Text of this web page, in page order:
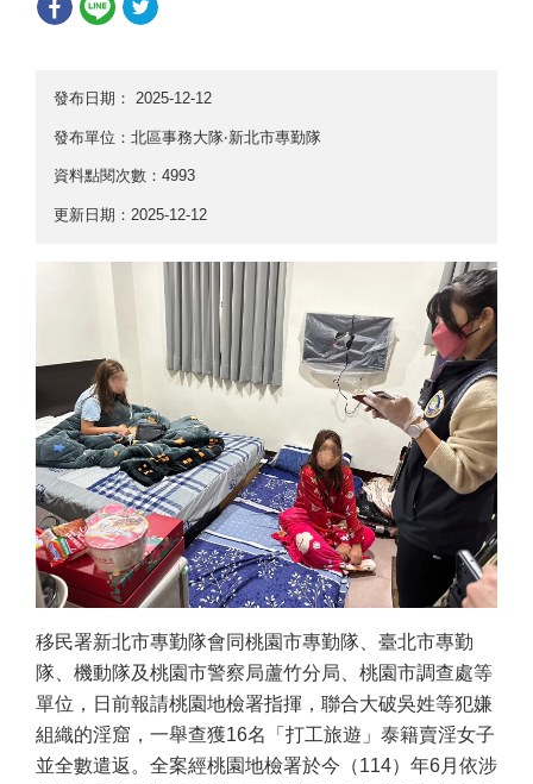
發布日期： 2025-12-12
發布單位：北區事務大隊‧新北市專勤隊
資料點閱次數：4993
更新日期：2025-12-12
移民署新北市專勤隊會同桃園市專勤隊、臺北市專勤
隊、機動隊及桃園市警察局蘆竹分局、桃園市調查處等
單位，日前報請桃園地檢署指揮，聯合大破吳姓等犯嫌
組織的淫窟，一舉查獲16名「打工旅遊」泰籍賣淫女子
並全數遣返。全案經桃園地檢署於今（114）年6月依涉